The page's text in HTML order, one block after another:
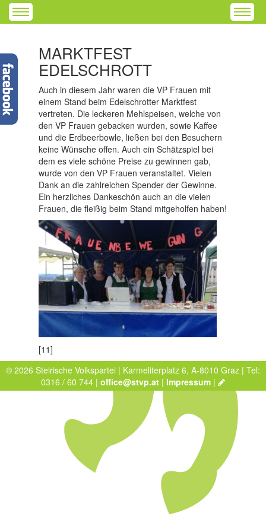
MARKTFEST
EDELSCHROTT
Auch in diesem Jahr waren die VP Frauen mit
einem Stand beim Edelschrotter Marktfest
vertreten. Die leckeren Mehlspeisen, welche von
den VP Frauen gebacken wurden, sowie Kaffee
und die Erdbeerbowle, ließen bei den Besuchern
keine Wünsche offen. Auch ein Schätzspiel bei
dem es viele schöne Preise zu gewinnen gab,
wurde von den VP Frauen veranstaltet. Vielen
Dank an die zahlreichen Spender der Gewinne.
Ein herzliches Dankeschön auch an die vielen
Frauen, die fleißig beim Stand mitgeholfen haben!
[11]
© 2026 Steirische Volkspartei | Karmeliterplatz 6, A-8010 Graz | Tel:
0316 / 60 744 | office@stvp.at | Impressum |